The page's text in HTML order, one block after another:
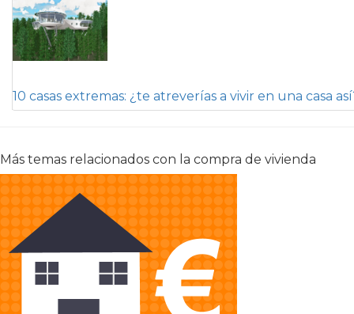
10 casas extremas: ¿te atreverías a vivir en una casa
Más temas relacionados con la compra de vivienda